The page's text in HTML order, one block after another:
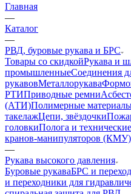
Главная
—
Каталог
—
РВД, буровые рукава и БРС
Товары со скидкойРукава и
промышленныеСоединения
рукавовМеталлорукава
РТИПриводные ремни
(АТИ)Полимерные
такелажЦепи, звёздочки
головкиПолога и
кранов-манипуляторов (КМУ)
—
Рукава высокого давления
Буровые рукаваБРС и
и переходники для